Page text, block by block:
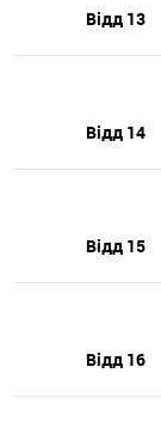
Відд 13
Відд 14
Відд 15
Відд 16